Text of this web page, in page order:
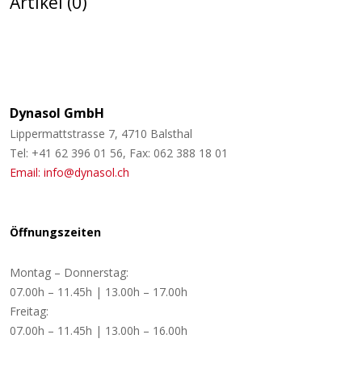
Dynasol GmbH
Lippermattstrasse 7, 4710 Balsthal
Tel: +41 62 396 01 56, Fax: 062 388 18 01
Email: info@dynasol.ch
Öffnungszeiten
Montag – Donnerstag:
07.00h – 11.45h | 13.00h – 17.00h
Freitag:
07.00h – 11.45h | 13.00h – 16.00h